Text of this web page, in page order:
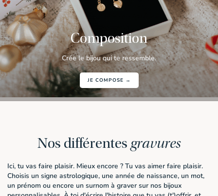
Composition
Crée le bijou qui te ressemble.
JE COMPOSE →
Nos différentes gravures
Ici, tu vas faire plaisir. Mieux encore ? Tu vas aimer faire plaisir.
Choisis un signe astrologique, une année de naissance, un mot,
un prénom ou encore un surnom à graver sur nos bijoux